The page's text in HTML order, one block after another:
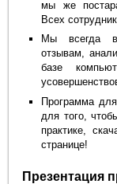
мы же
Всех
Мы всегда
отзывам,
базе
Программа
для того,
практике,
странице!
Презентация